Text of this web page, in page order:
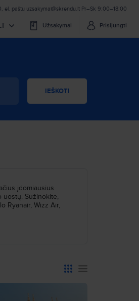
, el. paštu uzsakymai@skrendu.lt Pr–Sk 9:00–18:00
Užsakymai Prisijungti
IEŠKOTI
įdomiausius
uostų. Sužinokite,
Ryanair, Wizz Air,